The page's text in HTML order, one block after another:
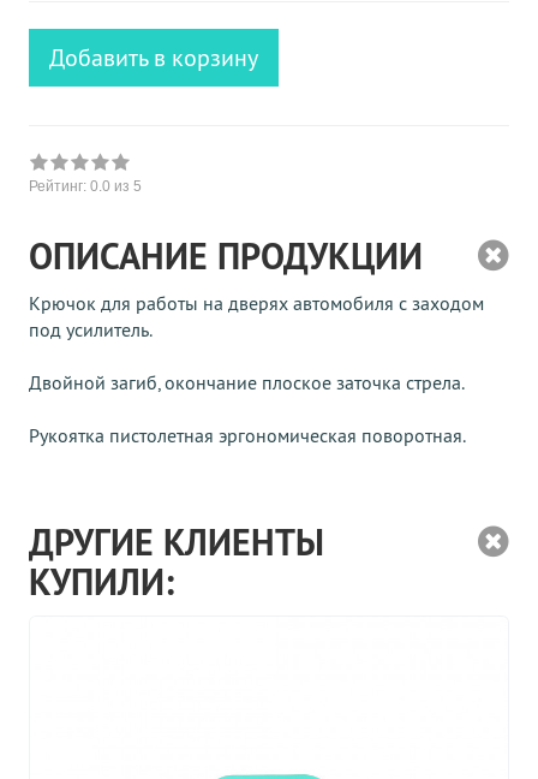
Добавить в корзину
Рейтинг: 0.0 из 5
ОПИСАНИЕ ПРОДУКЦИИ
Крючок для работы на дверях автомобиля с заходом
под усилитель.
Двойной загиб, окончание плоское заточка стрела.
Рукоятка пистолетная эргономическая поворотная.
ДРУГИЕ КЛИЕНТЫ
КУПИЛИ: